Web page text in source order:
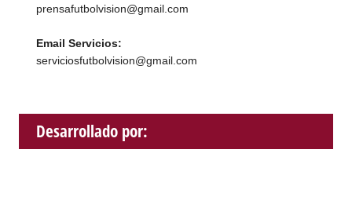
prensafutbolvision@gmail.com
Email Servicios:
serviciosfutbolvision@gmail.com
Desarrollado por: